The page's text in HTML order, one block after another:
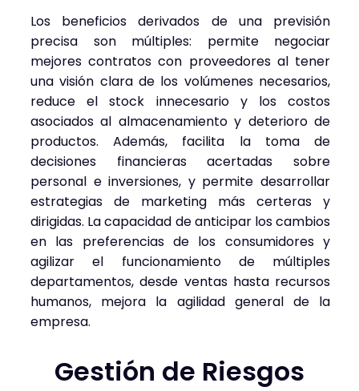
Los beneficios derivados de una previsión
precisa son múltiples: permite negociar
mejores contratos con proveedores al tener
una visión clara de los volúmenes necesarios,
reduce el stock innecesario y los costos
asociados al almacenamiento y deterioro de
productos. Además, facilita la toma de
decisiones financieras acertadas sobre
personal e inversiones, y permite desarrollar
estrategias de marketing más certeras y
dirigidas. La capacidad de anticipar los cambios
en las preferencias de los consumidores y
agilizar el funcionamiento de múltiples
departamentos, desde ventas hasta recursos
humanos, mejora la agilidad general de la
empresa.
Gestión de Riesgos